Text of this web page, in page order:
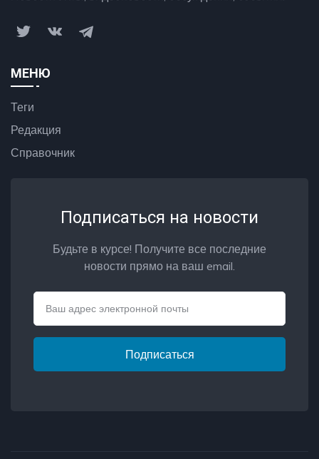
МЕНЮ
Теги
Редакция
Справочник
Подписаться на новости
Будьте в курсе! Получите все последние
новости прямо на ваш email.
Подписаться